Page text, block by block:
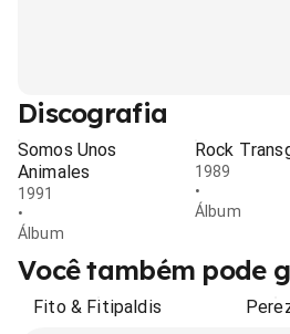
Discografia
Somos Unos
Animales
1991
•
Álbum
Rock
1989
•
Álbum
Você também pode
Fito & Fitipaldis